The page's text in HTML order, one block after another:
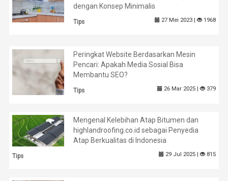
dengan Konsep Minimalis
Tips 27 Mei 2023 | 1968
Peringkat Website Berdasarkan Mesin
Pencari: Apakah Media Sosial Bisa
Membantu SEO?
Tips 26 Mar 2025 | 379
Mengenal Kelebihan Atap Bitumen dan
highlandroofing.co.id sebagai Penyedia
Atap Berkualitas di Indonesia
Tips 29 Jul 2025 | 815